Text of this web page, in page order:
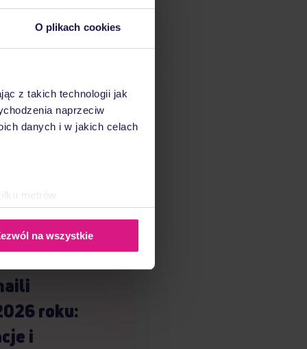
O plikach cookies
z takich technologii jak
naprzeciw
danych i w jakich celach
metrów
(fingerprinting, czyli
i analizować
społecznościowym,
od Ciebie lub
na wszystkie
tajemnic –
by
roku:
i